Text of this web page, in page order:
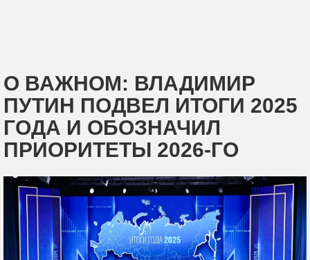
О ВАЖНОМ: ВЛАДИМИР
ПУТИН ПОДВЕЛ ИТОГИ 2025
ГОДА И ОБОЗНАЧИЛ
ПРИОРИТЕТЫ 2026-ГО